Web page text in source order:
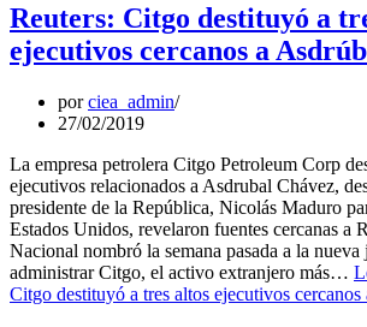
Reuters: Citgo destituyó a
ejecutivos cercanos a
porciea_admin
27/02/2019
La empresa petrolera Citgo Petroleum Corp
ejecutivos relacionados a Asdrubal Chávez,
presidente de la República, Nicolás Maduro
Estados Unidos, revelaron fuentes cercanas a
Nacional nombró la semana pasada a la
administrar Citgo, el activo extranjero más…
Citgo destituyó a tres altos ejecutivos